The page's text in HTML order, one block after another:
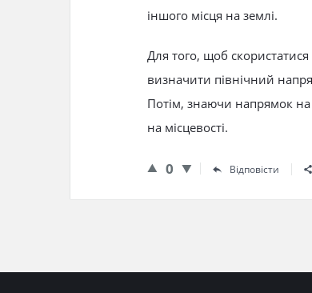
іншого місця на землі.
Для того, щоб
визначити північний
Потім, знаючи напрямок
на місцевості.
0 Відповісти